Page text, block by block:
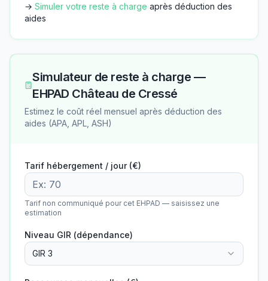
→ Simuler votre reste à charge après déduction des
aides
Simulateur de reste à charge —
EHPAD Château de Cressé
Estimez le coût réel mensuel après déduction des
aides (APA, APL, ASH)
Tarif hébergement / jour (€)
Tarif non communiqué pour cet EHPAD — saisissez une
estimation
Niveau GIR (dépendance)
GIR 3